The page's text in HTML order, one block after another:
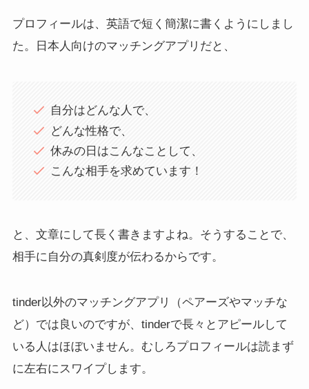
プロフィールは、英語で短く簡潔に書くようにしまし
た。日本人向けのマッチングアプリだと、
自分はどんな人で、
どんな性格で、
休みの日はこんなことして、
こんな相手を求めています！
と、文章にして長く書きますよね。そうすることで、
相手に自分の真剣度が伝わるからです。
tinder以外のマッチングアプリ（ペアーズやマッチな
ど）では良いのですが、tinderで長々とアピールして
いる人はほぼいません。むしろプロフィールは読まず
に左右にスワイプします。